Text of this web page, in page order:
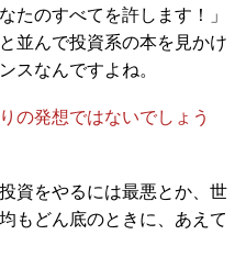
のすべてを許します！」
並んで投資系の本を見かけ
スなんですよね。
発想ではないでしょう
資をやるには最悪とか、世
もどん底のときに、あえて